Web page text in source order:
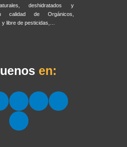
deshidratados y
calidad de Orgánicos,
libre de pesticidas,…
en: